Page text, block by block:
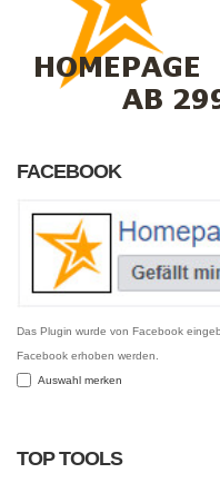
FACEBOOK
Das Plugin wurde von Facebook
Facebook erhoben werden.
Auswahl merken
TOP TOOLS